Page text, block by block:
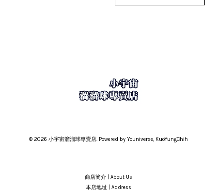
© 2026 小宇宙溜溜球專賣店. Powered by Youniverse, KuoYungChih
商店簡介 | About Us
本店地址 | Address